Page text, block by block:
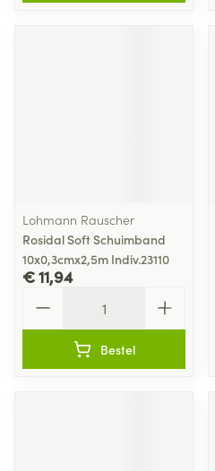
Lohmann Rauscher
Rosidal Soft Schuimband
10x0,3cmx2,5m Indiv.23110
€ 11,94
Bestel